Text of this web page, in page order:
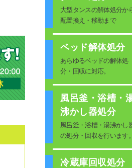
大型タンスの解体処分か
配置換え・移動まで
ベッド解体処分
あらゆるベッドの解体処
分・回収に対応。
風呂釜・浴槽・
沸かし器処分
風呂釜・浴槽・湯沸かし
の処分・回収を行います。
冷蔵庫回収処分